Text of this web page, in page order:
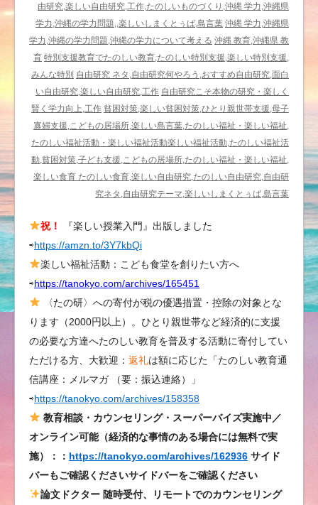
教
育
研
究
所
の
教
材〉
は
由研究,楽しい自由研究,工作,たのしいものづくり,沖縄 学力,沖縄県
学力,沖縄の学力問題,,楽しいしまくとぅば,島言葉 沖縄 学力,沖縄県
学力,沖縄の学力問題,沖縄の学力について考える 沖縄 教育,沖縄県 教
育 特別支援教育でたのしい教育,たのしい特別支援,楽しい特別支援,
みんな特別 自由研究 ネタ,自由研究何やろう,おすすめ自由研究,面白
い自由研究,楽しい自由研究,工作 自由研究こそ本物の研究・楽しく
賢く学力向上,工作 貧困対策,楽しい貧困対策,ひとり親世帯支援,母子
寡婦支援,こどもの居場所,楽しい島言葉,たのしい福祉・楽しい福祉,
たのしい福祉活動・楽しい福祉活動楽しい福祉活動,たのしい福祉活
動,貧困対策,子ども支援,こどもの居場所,たのしい福祉・楽しい福祉,
楽しい食育 たのしい食育,楽しい自由研究,たのしい自由研究,自由研
究ネタ,自由研究テーマ,楽しいしまくとぅば,島言葉
祝！
『楽しい授業入門』出版しました
⇨https://amzn.to/3Y7kbQi
楽しい福祉活動：こども食堂を創りたい方へ
⇨https://tanokyo.com/archives/165451
〈たの研〉への寄付が税の優遇措置・控除の対象とな
ります（2000円以上）。ひとり親世帯など経済的に支援
の必要な方達へたのしい教育を普及する活動に寄付してい
ただける方、大歓迎： 返礼は額に応じた「たのしい教育通
信講座：メルマガ （要：振込連絡）」
⇨https://tanokyo.com/archives/158358
教育相談・カウンセリング・スーパーバイズ実施中／
オンライン可能（経済的な事情のある場合には無料で実
施）：： https://tanokyo.com/archives/162936 サイド
バーもご確認くださいサイドバーをご確認ください
論文ドクター 随時受付、リモートでのカウンセリング